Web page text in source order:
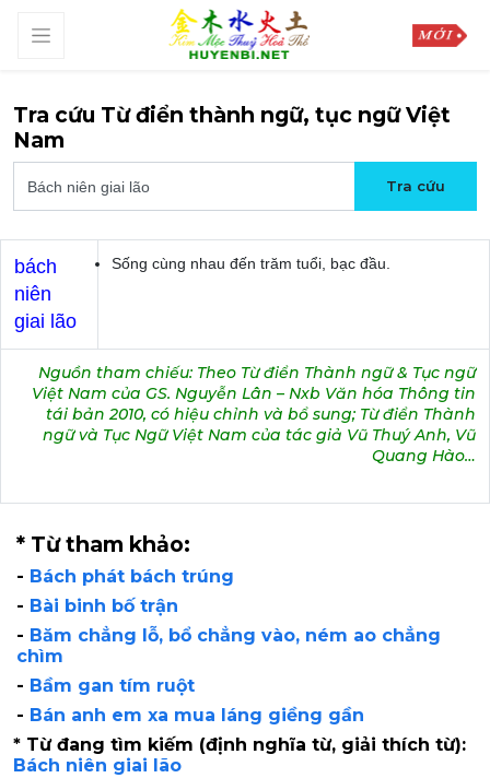
Tra cứu Từ điển thành ngữ, tục ngữ Việt
Nam
bách
niên
giai lão
Sống cùng nhau đến trăm tuổi, bạc đầu.
Nguồn tham chiếu: Theo Từ điển Thành ngữ & Tục ngữ
Việt Nam của GS. Nguyễn Lân – Nxb Văn hóa Thông tin
tái bản 2010, có hiệu chỉnh và bổ sung; Từ điển Thành
ngữ và Tục Ngữ Việt Nam của tác giả Vũ Thuý Anh, Vũ
Quang Hào…
* Từ tham khảo:
- Bách phát bách trúng
- Bài binh bố trận
- Băm chẳng lỗ, bổ chẳng vào, ném ao chẳng
chìm
- Bầm gan tím ruột
- Bán anh em xa mua láng giềng gần
* Từ đang tìm kiếm (định nghĩa từ, giải thích từ):
Bách niên giai lão